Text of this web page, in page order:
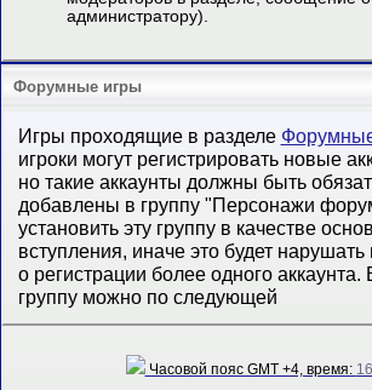
администратору).
Форумные игры
Игры проходящие в разделе
игроки могут регистрировать новые
но такие аккаунты должны быть
добавлены в группу "Персонажи
установить эту группу в качестве
вступления, иначе это будет
о регистрации более одного аккаунта.
группу можно по следующей
Часовой пояс GMT +4, время: